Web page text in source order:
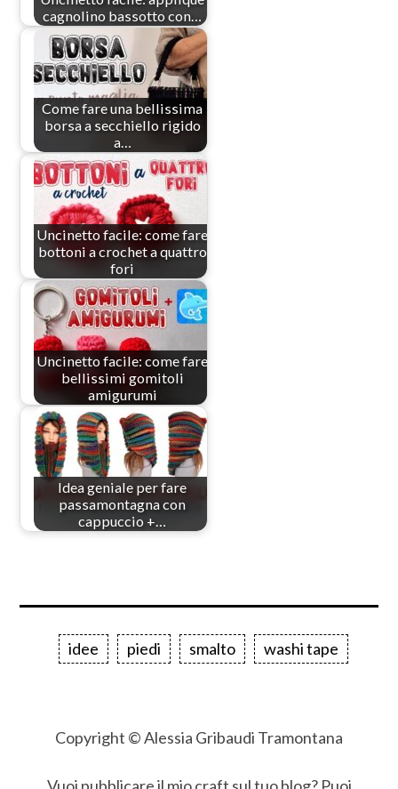
cagnolino bassotto con…
Come fare una bellissima
borsa a secchiello rigido
a…
Uncinetto facile: come fare
bottoni a crochet a quattro
fori
Uncinetto facile: come fare
bellissimi gomitoli
amigurumi
Idea geniale per fare
passamontagna con
cappuccio +…
idee piedi smalto washi tape
Copyright © Alessia Gribaudi Tramontana